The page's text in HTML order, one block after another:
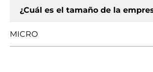
¿Cuál es el tamaño de la
MICRO